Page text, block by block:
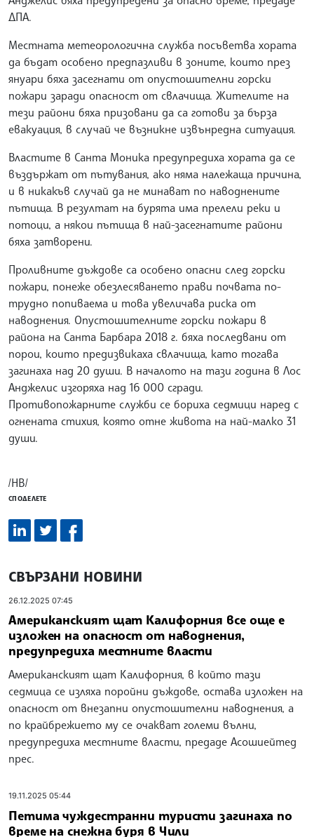
ДПА.
Местната метеорологична служба посъветва хората
да бъдат особено предпазливи в зоните, които през
януари бяха засегнати от опустошителни горски
пожари заради опасност от свлачища. Жителите на
тези райони бяха призовани да са готови за бърза
евакуация, в случай че възникне извънредна ситуация.
Властите в Санта Моника предупредиха хората да се
въздържат от пътувания, ако няма належаща причина,
и в никакъв случай да не минават по наводнените
пътища. В резултат на бурята има прелели реки и
потоци, а някои пътища в най-засегнатите райони
бяха затворени.
Проливните дъждове са особено опасни след горски
пожари, понеже обезлесяването прави почвата по-
трудно попиваема и това увеличава риска от
наводнения. Опустошителните горски пожари в
района на Санта Барбара 2018 г. бяха последвани от
порои, които предизвикаха свлачища, като тогава
загинаха над 20 души. В началото на тази година в Лос
Анджелис изгоряха над 16 000 сгради.
Противопожарните служби се бориха седмици наред с
огнената стихия, която отне живота на най-малко 31
души.
/НВ/
СПОДЕЛЕТЕ
СВЪРЗАНИ НОВИНИ
26.12.2025 07:45
Американският щат Калифорния все още е
изложен на опасност от наводнения,
предупредиха местните власти
Американският щат Калифорния, в който тази
седмица се изляха поройни дъждове, остава изложен на
опасност от внезапни опустошителни наводнения, а
по крайбрежието му се очакват големи вълни,
предупредиха местните власти, предаде Асошиейтед
прес.
19.11.2025 05:44
Петима чуждестранни туристи загинаха по
време на снежна буря в Чили